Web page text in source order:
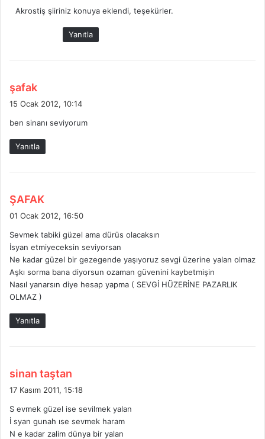
i
Akrostiş şiiriniz konuya eklendi, teşekürler.
Yanıtla
şafak
i
k
i
15 Ocak 2012, 10:14
ben sinanı seviyorum
Yanıtla
ŞAFAK
e
i
k
i
01 Ocak 2012, 16:50
Sevmek tabiki güzel ama dürüs olacaksın
İsyan etmiyeceksin seviyorsan
Ne kadar güzel bir gezegende yaşıyoruz sevgi üzerine yalan olmaz
Aşkı sorma bana diyorsun ozaman güvenini kaybetmişin
Nasıl yanarsın diye hesap yapma ( SEVGİ HÜZERİNE PAZARLIK
OLMAZ )
Yanıtla
sinan taştan
e
i
k
17 Kasım 2011, 15:18
S evmek güzel ise sevilmek yalan
İ syan gunah ıse sevmek haram
N e kadar zalim dünya bir yalan